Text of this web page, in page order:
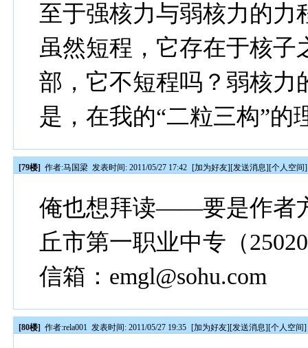
至于强核力与弱核力的力
虽然短程，它存在于核
部，它不短程吗？弱核力
是，在我的“二粒三构”
[79楼] 作者:马国梁 发表时间: 2011/05/27 17:42 [加为好友][发送消息][个人空间]
俺也想拜读——要是作者
丘市第一职业中专（
信箱：emgl@sohu.com
[80楼] 作者:rela001 发表时间: 2011/05/27 19:35 [加为好友][发送消息][个人空间]